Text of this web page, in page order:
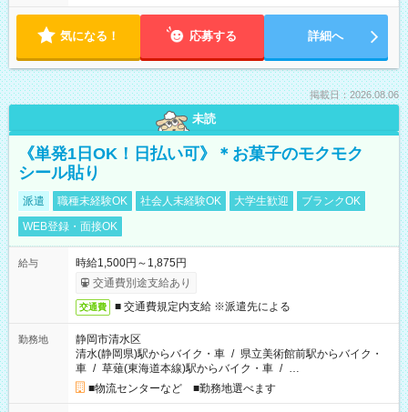
気になる！ 応募する 詳細へ
掲載日：2026.08.06
未読
《単発1日OK！日払い可》＊お菓子のモクモク
シール貼り
派遣 職種未経験OK 社会人未経験OK 大学生歓迎
ブランクOK
WEB登録・面接OK
給与
時給1,500円～1,875円
交通費別途支給あり
交通費 ■ 交通費規定内支給 ※派遣先による
勤務地
静岡市清水区
清水(静岡県)駅からバイク・車 / 県立美術館前駅からバイク・
車 / 草薙(東海道本線)駅からバイク・車 / …
■物流センターなど ■勤務地選べます